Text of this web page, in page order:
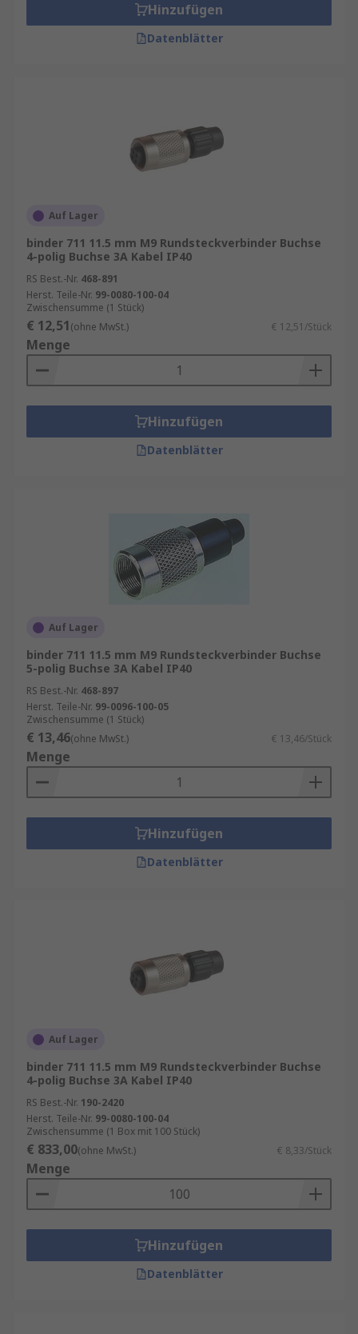
Hinzufügen
Datenblätter
Auf Lager
binder 711 11.5 mm M9 Rundsteckverbinder Buchse
4-polig Buchse 3A Kabel IP40
RS Best.-Nr. 468-891
Herst. Teile-Nr. 99-0080-100-04
Zwischensumme (1 Stück)
€ 12,51(ohne MwSt.) € 12,51/Stück
Menge
Hinzufügen
Datenblätter
Auf Lager
binder 711 11.5 mm M9 Rundsteckverbinder Buchse
5-polig Buchse 3A Kabel IP40
RS Best.-Nr. 468-897
Herst. Teile-Nr. 99-0096-100-05
Zwischensumme (1 Stück)
€ 13,46(ohne MwSt.) € 13,46/Stück
Menge
Hinzufügen
Datenblätter
Auf Lager
binder 711 11.5 mm M9 Rundsteckverbinder Buchse
4-polig Buchse 3A Kabel IP40
RS Best.-Nr. 190-2420
Herst. Teile-Nr. 99-0080-100-04
Zwischensumme (1 Box mit 100 Stück)
€ 833,00(ohne MwSt.) € 8,33/Stück
Menge
Hinzufügen
Datenblätter